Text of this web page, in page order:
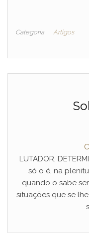
Categoria Artigos
LUTADOR,
só o é, na
quando o sabe
situações que se